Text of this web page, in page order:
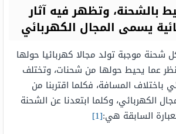
بالشحنة، وتظهر فيه آثار
يسمى المجال الكهربائي
شحنة موجبة تولد مجالا كهربائيا حولها
عما يحيط حولها من شحنات، وتختلف
باختلاف المسافة، فكلما اقتربنا من
الكهربائي، وكلما ابتعدنا عن الشحنة
السابقة هي:[1]